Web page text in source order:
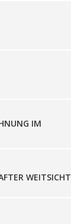
IM
WEITSICHT